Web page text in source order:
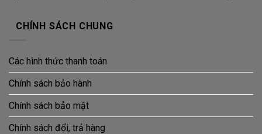
CHÍNH SÁCH CHUNG
Các hình thức thanh toán
Chính sách bảo hành
Chính sách bảo mật
Chính sách đổi, trả hàng